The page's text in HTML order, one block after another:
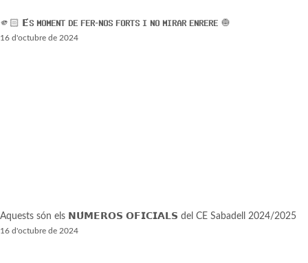
🫵🏻 𝗘́𝗦 𝗠𝗢𝗠𝗘𝗡𝗧 𝗗𝗘 𝗙𝗘𝗥-𝗡𝗢𝗦 𝗙𝗢𝗥𝗧𝗦 𝗜 𝗡𝗢 𝗠𝗜𝗥𝗔𝗥 𝗘𝗡𝗥𝗘𝗥𝗘 🧅
16 d'octubre de 2024
Aquests són els 𝗡𝗨́𝗠𝗘𝗥𝗢𝗦 𝗢𝗙𝗜𝗖𝗜𝗔𝗟𝗦 del CE Sabadell 2024/2025
16 d'octubre de 2024